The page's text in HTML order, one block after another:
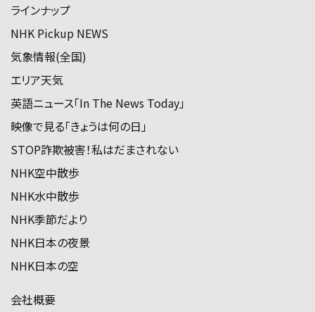
ラインナップ
NHK Pickup NEWS
気象情報(全国)
エリア天気
英語ニュース「In The News Today」
映像で見る「きょうは何の日」
STOP詐欺被害！私はだまされない
NHK空中散歩
NHK水中散歩
NHK季節だより
NHK日本の夜景
NHK日本の空
会社概要